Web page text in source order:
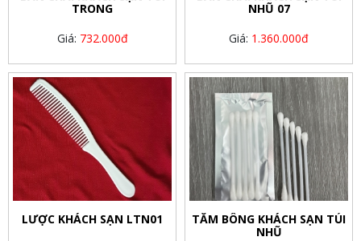
TRONG
Giá: 732.000đ
NHŨ 07
Giá: 1.360.000đ
LƯỢC KHÁCH SẠN LTN01
TĂM BÔNG KHÁCH SẠN TÚI
NHŨ